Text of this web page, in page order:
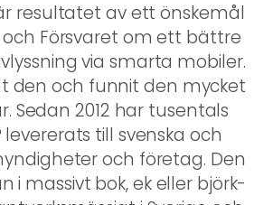
är resultatet av ett önskemål
och Försvaret om ett bättre
via smarta mobiler.
den och funnit den mycket
Sedan 2012 har tusentals
levererats till svenska och
och företag. Den
i massivt bok, ek eller björk-